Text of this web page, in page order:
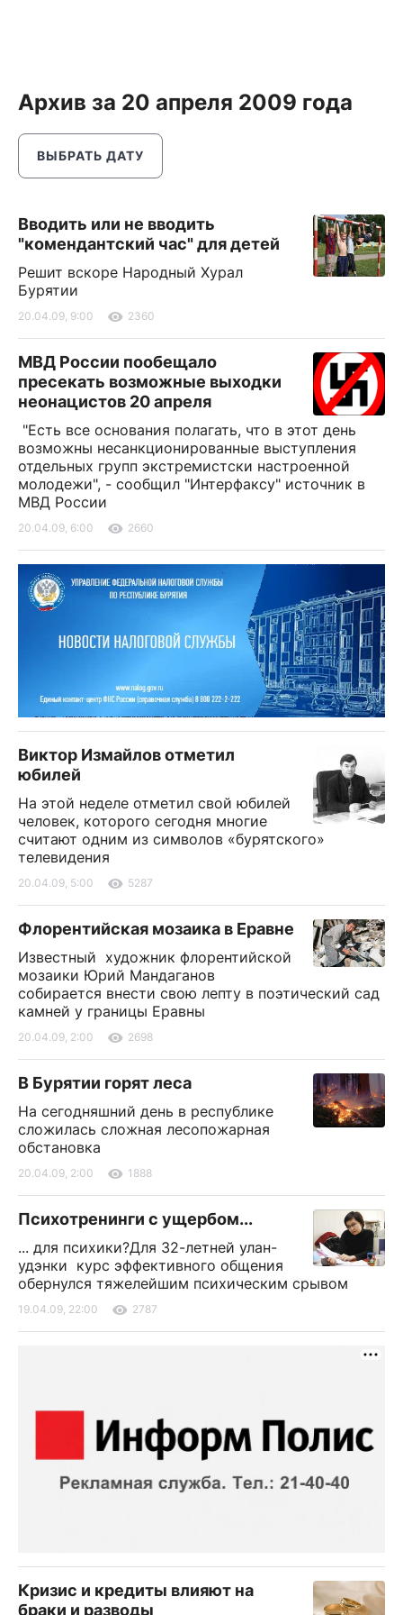
Архив за 20 апреля 2009 года
ВЫБРАТЬ ДАТУ
Вводить или не вводить
"комендантский час" для детей
Решит вскоре Народный Хурал
Бурятии
20.04.09, 9:00 2360
МВД России пообещало
пресекать возможные выходки
неонацистов 20 апреля
"Есть все основания полагать, что в этот день
возможны несанкционированные выступления
отдельных групп экстремистски настроенной
молодежи", - сообщил "Интерфаксу" источник в
МВД России
20.04.09, 6:00 2660
Виктор Измайлов отметил
юбилей
На этой неделе отметил свой юбилей
человек, которого сегодня многие
считают одним из символов «бурятского»
телевидения
20.04.09, 5:00 5287
Флорентийская мозаика в Еравне
Известный художник флорентийской
мозаики Юрий Мандаганов
собирается внести свою лепту в поэтический сад
камней у границы Еравны
20.04.09, 2:00 2698
В Бурятии горят леса
На сегодняшний день в республике
сложилась сложная лесопожарная
обстановка
20.04.09, 2:00 1888
Психотренинги с ущербом...
... для психики?Для 32-летней улан-
удэнки курс эффективного общения
обернулся тяжелейшим психическим срывом
19.04.09, 22:00 2787
Кризис и кредиты влияют на
браки и разводы